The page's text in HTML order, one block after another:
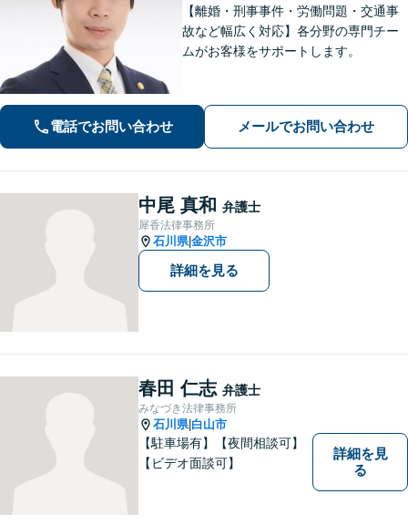
【離婚・刑事事件・労働問題・交通事
故など幅広く対応】各分野の専門チー
ムがお客様をサポートします。
電話でお問い合わせ メールでお問い合わせ
中尾 真和 弁護士
犀香法律事務所
石川県|金沢市
詳細を見る
春田 仁志 弁護士
みなづき法律事務所
石川県| 白山市
【駐車場有】【夜間相談可】
【ビデオ面談可】
詳細を見
る